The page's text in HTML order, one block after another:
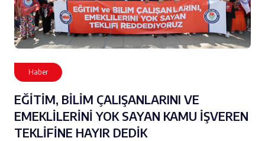
Haber
EĞİTİM, BİLİM ÇALIŞANLARINI VE
EMEKLİLERİNİ YOK SAYAN KAMU İŞVEREN
TEKLİFİNE HAYIR DEDİK